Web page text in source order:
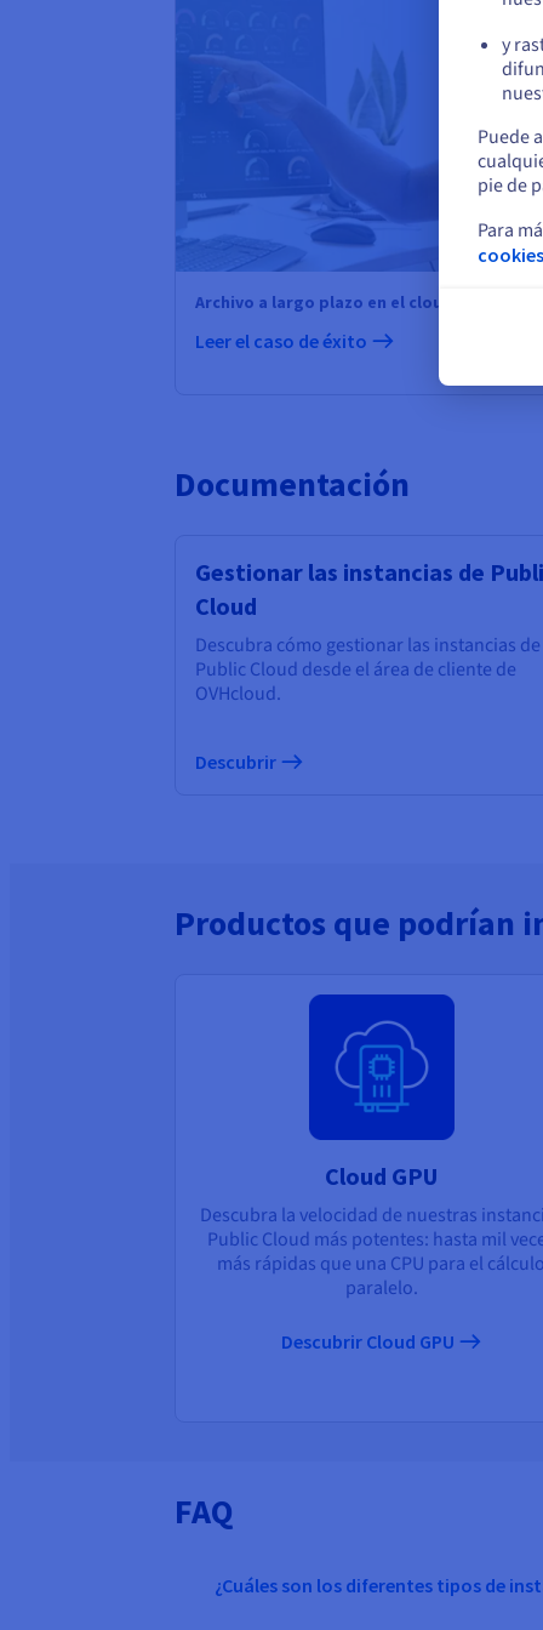
Archivo a largo plazo en el cloud para
Leer el caso de éxito
Documentación
Gestionar las instancias de
Cloud
Descubra cómo gestionar las instancias de
Public Cloud desde el área de cliente de
OVHcloud.
Descubrir
Productos que podrían
Cloud GPU
Descubra la velocidad de nuestras
Public Cloud más potentes: hasta mil
más rápidas que una CPU para el cálculo
paralelo.
Descubrir Cloud GPU
FAQ
¿Cuáles son los diferentes tipos de
y
Puede
pie de
Para